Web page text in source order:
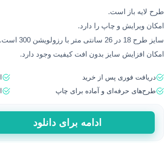
طرح لایه باز است.
امکان ویرایش و چاپ را دارد.
سایز طرح 18 در 26 سانتی متر با رزولویشن 300 است.
امکان افزایش سایز بدون افت کیفیت وجود دارد.
دریافت فوری پس از خرید
طرح‌های حرفه‌ای و آماده برای چاپ
پک
تصاویر
احساسی
ادامه برای دانلود